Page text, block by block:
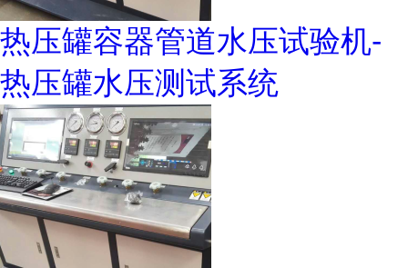
热压罐容器管道水压试验机-
热压罐水压测试系统